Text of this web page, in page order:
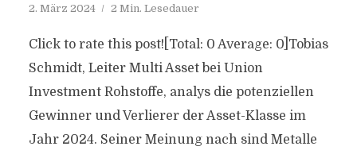
2. März 2024 2 Min. Lesedauer
Click to rate this post![Total: 0 Average: 0]Tobias
Schmidt, Leiter Multi Asset bei Union
Investment Rohstoffe, analys die potenziellen
Gewinner und Verlierer der Asset-Klasse im
Jahr 2024. Seiner Meinung nach sind Metalle